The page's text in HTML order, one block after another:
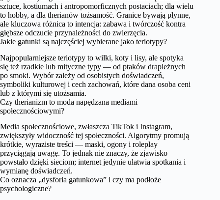
sztuce, kostiumach i antropomorficznych postaciach; dla wielu
to hobby, a dla therianów tożsamość. Granice bywają płynne,
ale kluczowa różnica to intencja: zabawa i twórczość kontra
głębsze odczucie przynależności do zwierzęcia.
Jakie gatunki są najczęściej wybierane jako teriotypy?
Najpopularniejsze teriotypy to wilki, koty i lisy, ale spotyka
się też rzadkie lub mityczne typy — od ptaków drapieżnych
po smoki. Wybór zależy od osobistych doświadczeń,
symboliki kulturowej i cech zachowań, które dana osoba ceni
lub z którymi się utożsamia.
Czy therianizm to moda napędzana mediami
społecznościowymi?
Media społecznościowe, zwłaszcza TikTok i Instagram,
zwiększyły widoczność tej społeczności. Algorytmy promują
krótkie, wyraziste treści — maski, ogony i roleplay
przyciągają uwagę. To jednak nie znaczy, że zjawisko
powstało dzięki sieciom; internet jedynie ułatwia spotkania i
wymianę doświadczeń.
Co oznacza „dysforia gatunkowa” i czy ma podłoże
psychologiczne?